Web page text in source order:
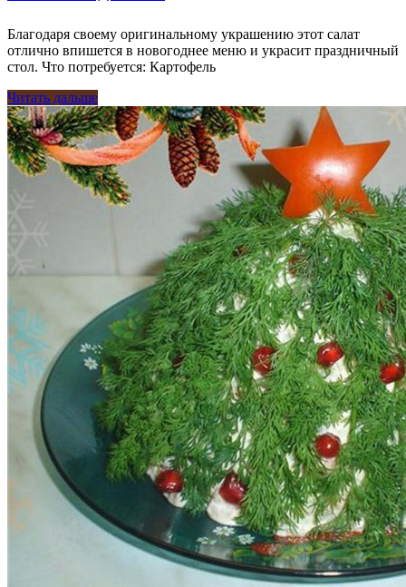
Благодаря своему оригинальному украшению этот салат
отлично впишется в новогоднее меню и украсит праздничный
стол. Что потребуется: Картофель
Читать дальше